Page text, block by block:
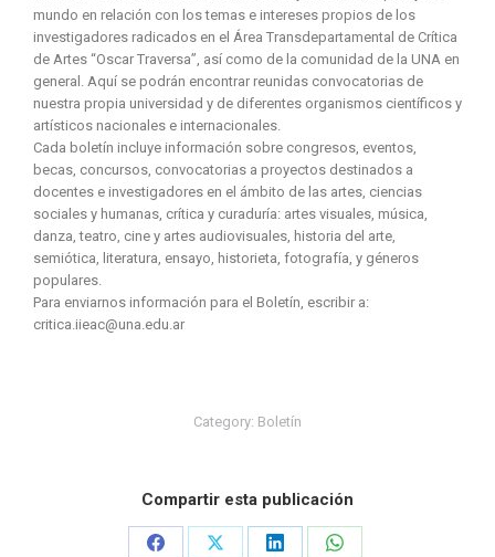
mundo en relación con los temas e intereses propios de los
investigadores radicados en el Área Transdepartamental de Crítica
de Artes “Oscar Traversa”, así como de la comunidad de la UNA en
general. Aquí se podrán encontrar reunidas convocatorias de
nuestra propia universidad y de diferentes organismos científicos y
artísticos nacionales e internacionales.
Cada boletín incluye información sobre congresos, eventos,
becas, concursos, convocatorias a proyectos destinados a
docentes e investigadores en el ámbito de las artes, ciencias
sociales y humanas, crítica y curaduría: artes visuales, música,
danza, teatro, cine y artes audiovisuales, historia del arte,
semiótica, literatura, ensayo, historieta, fotografía, y géneros
populares.
Para enviarnos información para el Boletín, escribir a:
critica.iieac@una.edu.ar
Category: Boletín
Compartir esta publicación